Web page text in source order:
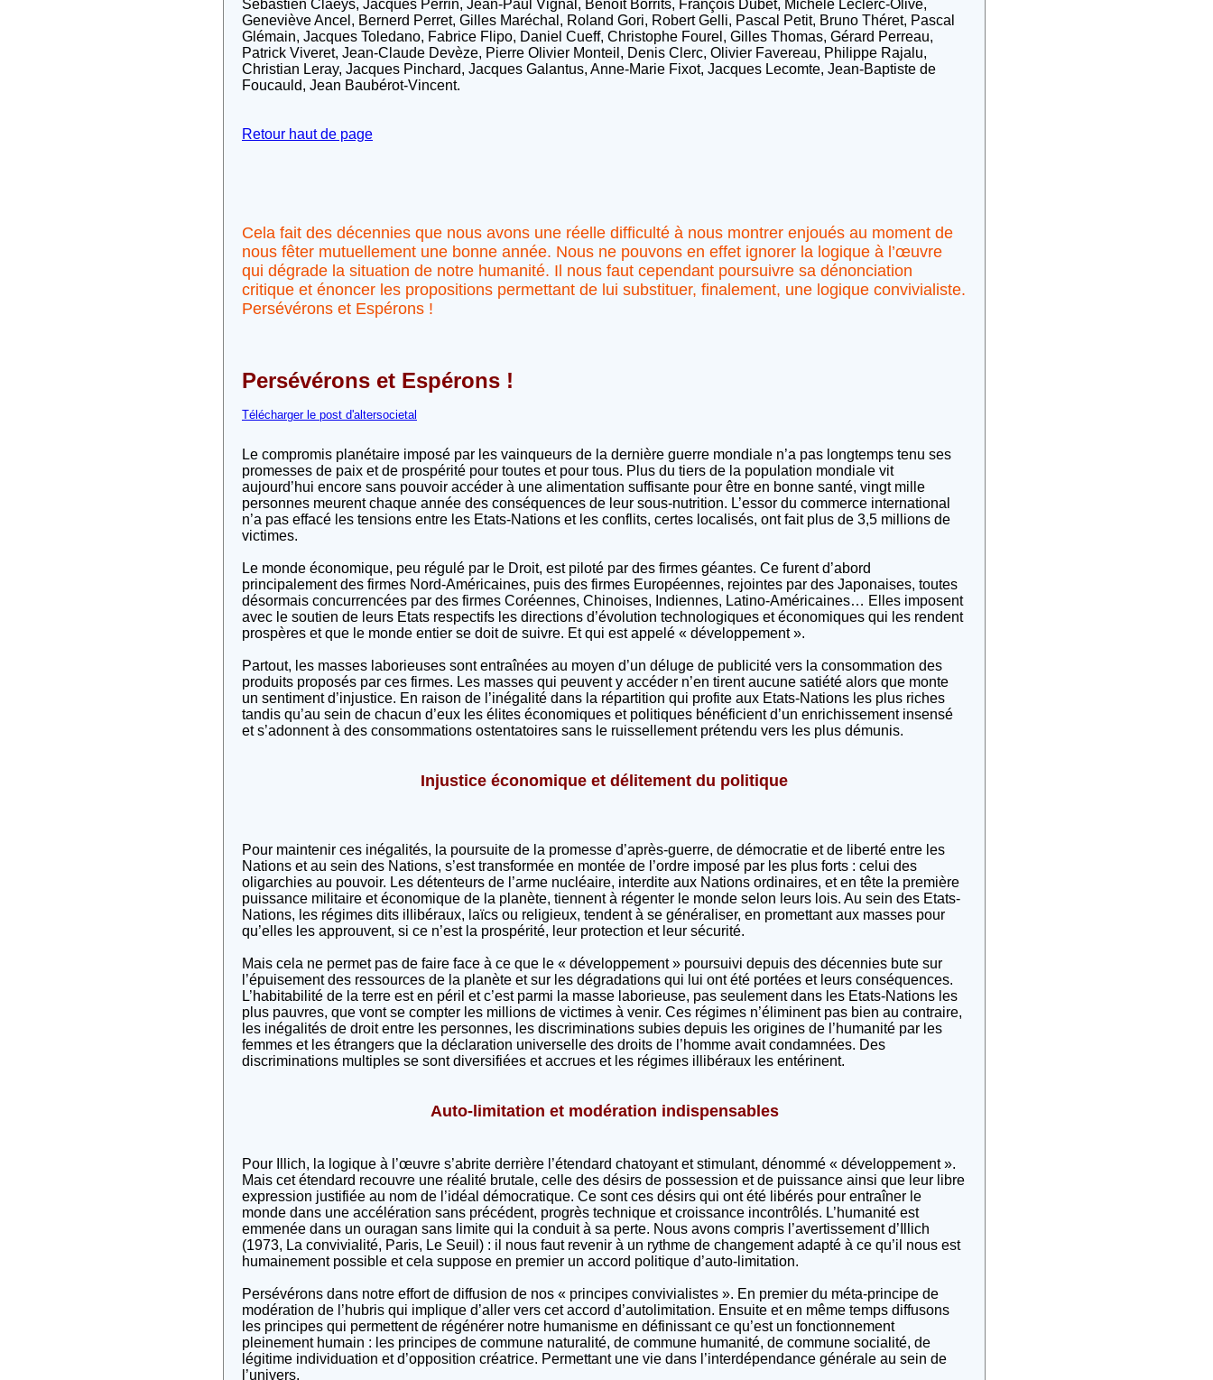
Sébastien Claeys, Jacques Perrin, Jean-Paul Vignal, Benoît Borrits, François Dubet, Michèle Leclerc-Olive,
Geneviève Ancel, Bernerd Perret, Gilles Maréchal, Roland Gori, Robert Gelli, Pascal Petit, Bruno Théret, Pascal
Glémain, Jacques Toledano, Fabrice Flipo, Daniel Cueff, Christophe Fourel, Gilles Thomas, Gérard Perreau,
Patrick Viveret, Jean-Claude Devèze, Pierre Olivier Monteil, Denis Clerc, Olivier Favereau, Philippe Rajalu,
Christian Leray, Jacques Pinchard, Jacques Galantus, Anne-Marie Fixot, Jacques Lecomte, Jean-Baptiste de
Foucauld, Jean Baubérot-Vincent.
Retour haut de page
Cela fait des décennies que nous avons une réelle difficulté à nous montrer enjoués au moment de
nous fêter mutuellement une bonne année. Nous ne pouvons en effet ignorer la logique à l’œuvre
qui dégrade la situation de notre humanité. Il nous faut cependant poursuivre sa dénonciation
critique et énoncer les propositions permettant de lui substituer, finalement, une logique convivialiste.
Persévérons et Espérons !
Persévérons et Espérons !
Télécharger le post d'altersocietal
Le compromis planétaire imposé par les vainqueurs de la dernière guerre mondiale n’a pas longtemps tenu ses
promesses de paix et de prospérité pour toutes et pour tous. Plus du tiers de la population mondiale vit
aujourd’hui encore sans pouvoir accéder à une alimentation suffisante pour être en bonne santé, vingt mille
personnes meurent chaque année des conséquences de leur sous-nutrition. L’essor du commerce international
n’a pas effacé les tensions entre les Etats-Nations et les conflits, certes localisés, ont fait plus de 3,5 millions de
victimes.
Le monde économique, peu régulé par le Droit, est piloté par des firmes géantes. Ce furent d’abord
principalement des firmes Nord-Américaines, puis des firmes Européennes, rejointes par des Japonaises, toutes
désormais concurrencées par des firmes Coréennes, Chinoises, Indiennes, Latino-Américaines… Elles imposent
avec le soutien de leurs Etats respectifs les directions d’évolution technologiques et économiques qui les rendent
prospères et que le monde entier se doit de suivre. Et qui est appelé « développement ».
Partout, les masses laborieuses sont entraînées au moyen d’un déluge de publicité vers la consommation des
produits proposés par ces firmes. Les masses qui peuvent y accéder n’en tirent aucune satiété alors que monte
un sentiment d’injustice. En raison de l’inégalité dans la répartition qui profite aux Etats-Nations les plus riches
tandis qu’au sein de chacun d’eux les élites économiques et politiques bénéficient d’un enrichissement insensé
et s’adonnent à des consommations ostentatoires sans le ruissellement prétendu vers les plus démunis.
Injustice économique et délitement du politique
Pour maintenir ces inégalités, la poursuite de la promesse d’après-guerre, de démocratie et de liberté entre les
Nations et au sein des Nations, s’est transformée en montée de l’ordre imposé par les plus forts : celui des
oligarchies au pouvoir. Les détenteurs de l’arme nucléaire, interdite aux Nations ordinaires, et en tête la première
puissance militaire et économique de la planète, tiennent à régenter le monde selon leurs lois. Au sein des Etats-
Nations, les régimes dits illibéraux, laïcs ou religieux, tendent à se généraliser, en promettant aux masses pour
qu’elles les approuvent, si ce n’est la prospérité, leur protection et leur sécurité.
Mais cela ne permet pas de faire face à ce que le « développement » poursuivi depuis des décennies bute sur
l’épuisement des ressources de la planète et sur les dégradations qui lui ont été portées et leurs conséquences.
L’habitabilité de la terre est en péril et c’est parmi la masse laborieuse, pas seulement dans les Etats-Nations les
plus pauvres, que vont se compter les millions de victimes à venir. Ces régimes n’éliminent pas bien au contraire,
les inégalités de droit entre les personnes, les discriminations subies depuis les origines de l’humanité par les
femmes et les étrangers que la déclaration universelle des droits de l’homme avait condamnées. Des
discriminations multiples se sont diversifiées et accrues et les régimes illibéraux les entérinent.
Auto-limitation et modération indispensables
Pour Illich, la logique à l’œuvre s’abrite derrière l’étendard chatoyant et stimulant, dénommé « développement ».
Mais cet étendard recouvre une réalité brutale, celle des désirs de possession et de puissance ainsi que leur libre
expression justifiée au nom de l’idéal démocratique. Ce sont ces désirs qui ont été libérés pour entraîner le
monde dans une accélération sans précédent, progrès technique et croissance incontrôlés. L’humanité est
emmenée dans un ouragan sans limite qui la conduit à sa perte. Nous avons compris l’avertissement d’Illich
(1973, La convivialité, Paris, Le Seuil) : il nous faut revenir à un rythme de changement adapté à ce qu’il nous est
humainement possible et cela suppose en premier un accord politique d’auto-limitation.
Persévérons dans notre effort de diffusion de nos « principes convivialistes ». En premier du méta-principe de
modération de l’hubris qui implique d’aller vers cet accord d’autolimitation. Ensuite et en même temps diffusons
les principes qui permettent de régénérer notre humanisme en définissant ce qu’est un fonctionnement
pleinement humain : les principes de commune naturalité, de commune humanité, de commune socialité, de
légitime individuation et d’opposition créatrice. Permettant une vie dans l’interdépendance générale au sein de
l’univers.